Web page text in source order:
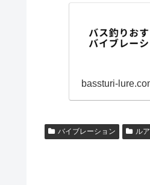
bassturi-
バイブレーション ル